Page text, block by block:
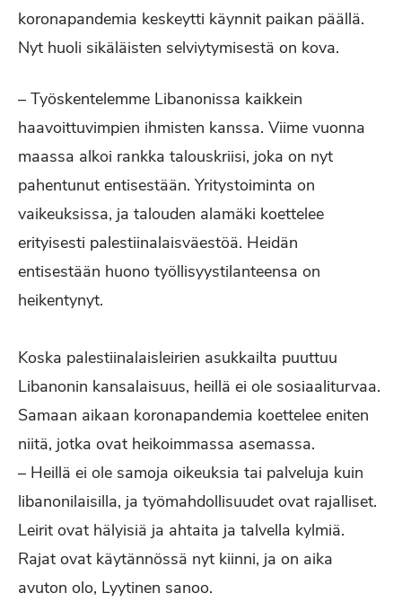
koronapandemia keskeytti käynnit paikan päällä.
Nyt huoli sikäläisten selviytymisestä on kova.
– Työskentelemme Libanonissa kaikkein
haavoittuvimpien ihmisten kanssa. Viime vuonna
maassa alkoi rankka talouskriisi, joka on nyt
pahentunut entisestään. Yritystoiminta on
vaikeuksissa, ja talouden alamäki koettelee
erityisesti palestiinalaisväestöä. Heidän
entisestään huono työllisyystilanteensa on
heikentynyt.
Koska palestiinalaisleirien asukkailta puuttuu
Libanonin kansalaisuus, heillä ei ole sosiaaliturvaa.
Samaan aikaan koronapandemia koettelee eniten
niitä, jotka ovat heikoimmassa asemassa.
– Heillä ei ole samoja oikeuksia tai palveluja kuin
libanonilaisilla, ja työmahdollisuudet ovat rajalliset.
Leirit ovat hälyisiä ja ahtaita ja talvella kylmiä.
Rajat ovat käytännössä nyt kiinni, ja on aika
avuton olo, Lyytinen sanoo.